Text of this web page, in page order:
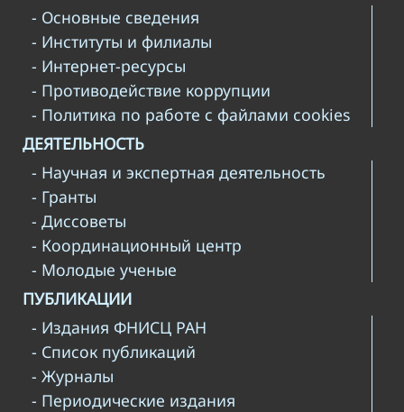
- Основные сведения
- Институты и филиалы
- Интернет-ресурсы
- Противодействие коррупции
- Политика по работе с файлами cookies
ДЕЯТЕЛЬНОСТЬ
- Научная и экспертная деятельность
- Гранты
- Диссоветы
- Координационный центр
- Молодые ученые
ПУБЛИКАЦИИ
- Издания ФНИСЦ РАН
- Список публикаций
- Журналы
- Периодические издания